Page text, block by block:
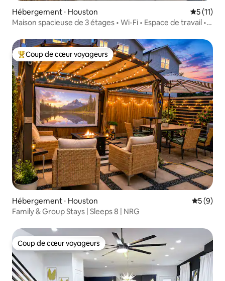
Hébergement ⋅ Houston
5 (11)
Maison spacieuse de 3 étages • Wi-Fi • Espace de travail •
Coups de cœur voyageurs les plus appréciés
Coup de cœur voyageurs
Hébergement ⋅ Houston
5 (9)
Family & Group Stays | Sleeps 8 | NRG
Coup de cœur voyageurs
Coup de cœur voyageurs